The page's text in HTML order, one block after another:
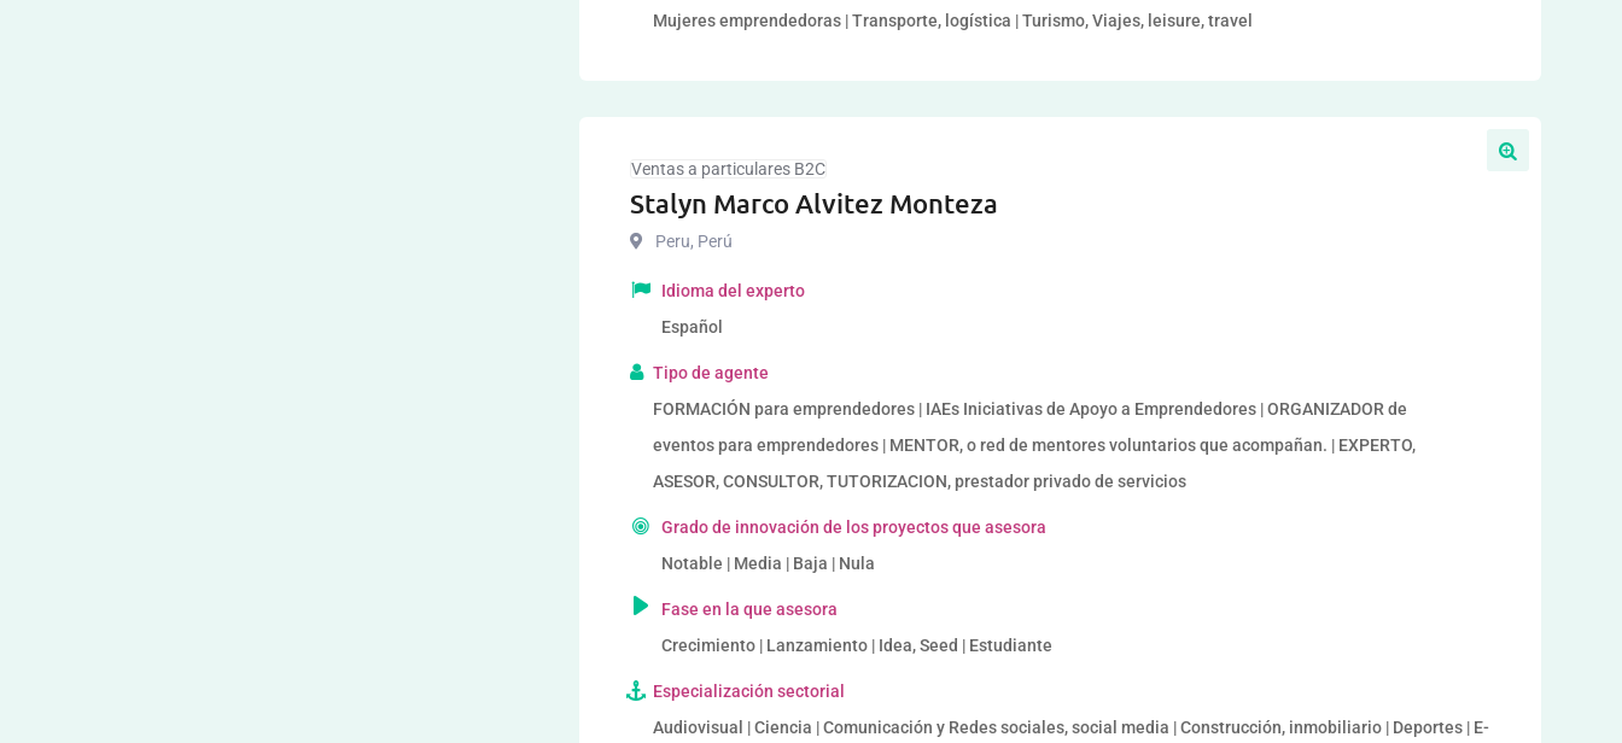
Mujeres emprendedoras | Transporte, logística | Turismo, Viajes, leisure, travel
Ventas a particulares B2C
Stalyn Marco Alvitez Monteza
Peru, Perú
Idioma del experto
Español
Tipo de agente
FORMACIÓN para emprendedores | IAEs Iniciativas de Apoyo a Emprendedores | ORGANIZADOR de
eventos para emprendedores | MENTOR, o red de mentores voluntarios que acompañan. | EXPERTO,
ASESOR, CONSULTOR, TUTORIZACION, prestador privado de servicios
Grado de innovación de los proyectos que asesora
Notable | Media | Baja | Nula
Fase en la que asesora
Crecimiento | Lanzamiento | Idea, Seed | Estudiante
Especialización sectorial
Audiovisual | Ciencia | Comunicación y Redes sociales, social media | Construcción, inmobiliario | Deportes | E-